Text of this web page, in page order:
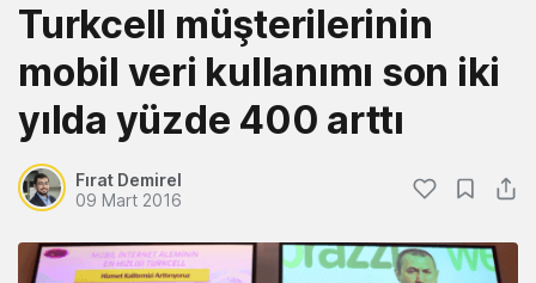
Turkcell müşterilerinin
mobil veri kullanımı son iki
yılda yüzde 400 arttı
Fırat Demirel
09 Mart 2016